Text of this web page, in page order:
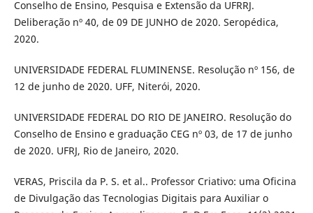
Conselho de Ensino, Pesquisa e Extensão da UFRRJ.
Deliberação nº 40, de 09 DE JUNHO de 2020. Seropédica,
2020.
UNIVERSIDADE FEDERAL FLUMINENSE. Resolução nº 156, de
12 de junho de 2020. UFF, Niterói, 2020.
UNIVERSIDADE FEDERAL DO RIO DE JANEIRO. Resolução do
Conselho de Ensino e graduação CEG nº 03, de 17 de junho
de 2020. UFRJ, Rio de Janeiro, 2020.
VERAS, Priscila da P. S. et al.. Professor Criativo: uma Oficina
de Divulgação das Tecnologias Digitais para Auxiliar o